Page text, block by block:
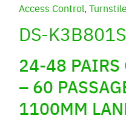
Access Control,
DS-
24-48 PAIRS
– 60
1100MM